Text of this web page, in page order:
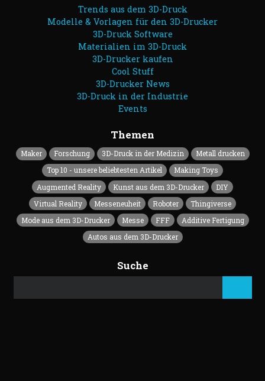
Trends aus dem 3D-Druck
Modelle & Vorlagen für den 3D-Drucker
3D-Druck Software
Materialien im 3D-Druck
3D-Drucker kaufen
Cool Stuff
3D-Drucker News
3D-Druck in der Industrie
Events
Themen
Maker Forschung 3D-Druck in der Medizin
Metall drucken
Top 10 - unsere beliebtesten Artikel
Making Toys
Augmented Reality
Kunst aus dem 3D-Drucker
DIY
Virtual Reality
Messeneuheit Roboter
Thingiverse
Mode aus dem 3D-Drucker
Messe FFF
Additive Fertigung
Autos aus dem 3D-Drucker
Suche